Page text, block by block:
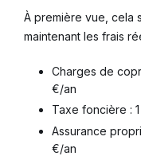
À première vue, cela
maintenant les frais
Charges de
€/an
Taxe foncière :
Assurance
€/an